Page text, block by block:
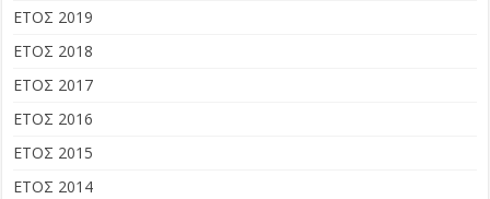
ΕΤΟΣ 2019
ΕΤΟΣ 2018
ΕΤΟΣ 2017
ΕΤΟΣ 2016
ΕΤΟΣ 2015
ΕΤΟΣ 2014